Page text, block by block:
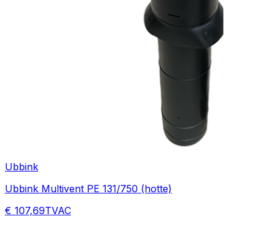
Ubbink
Ubbink Multivent PE 131/750 (hotte)
€ 107,69TVAC